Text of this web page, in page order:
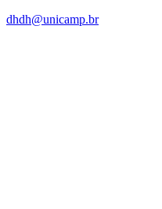
dhdh@unicamp.br